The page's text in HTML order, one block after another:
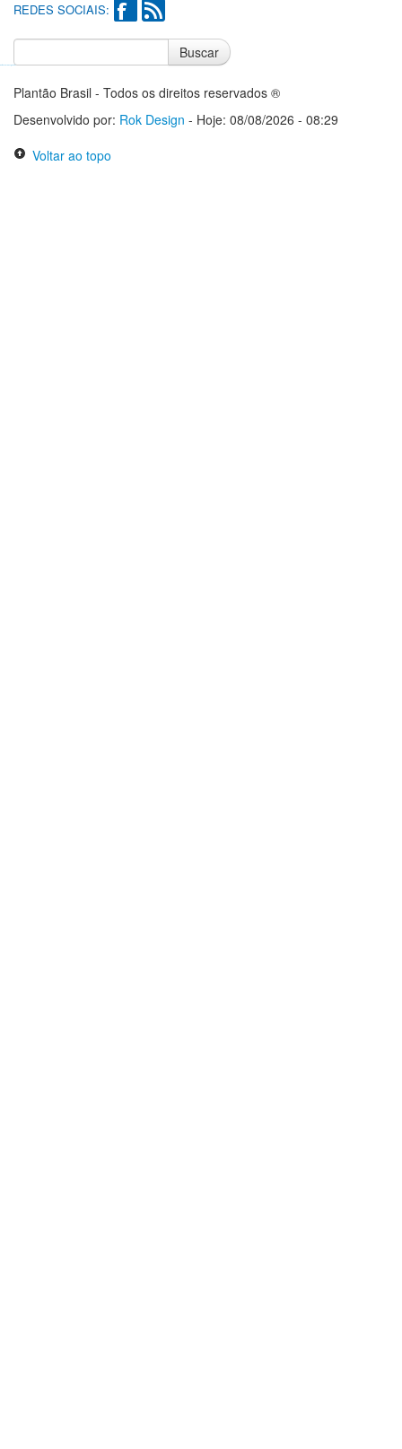
REDES SOCIAIS:
Buscar
Plantão Brasil - Todos os direitos reservados ®
Desenvolvido por: Rok Design - Hoje: 08/08/2026 - 08:29
Voltar ao topo